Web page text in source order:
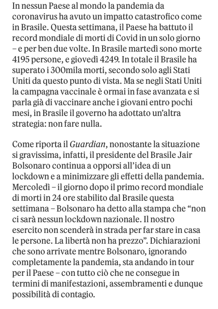
In nessun Paese al mondo la pandemia da
coronavirus ha avuto un impatto catastrofico come
in Brasile. Questa settimana, il Paese ha battuto il
record mondiale di morti di Covid in un solo giorno
– e per ben due volte. In Brasile martedì sono morte
4195 persone, e giovedì 4249. In totale il Brasile ha
superato i 300mila morti, secondo solo agli Stati
Uniti da questo punto di vista. Ma se negli Stati Uniti
la campagna vaccinale è ormai in fase avanzata e si
parla già di vaccinare anche i giovani entro pochi
mesi, in Brasile il governo ha adottato un’altra
strategia: non fare nulla.
Come riporta ilGuardian, nonostante la situazione
si gravissima, infatti, il presidente del Brasile Jair
Bolsonaro continua a opporsi all’idea di un
lockdown e a minimizzare gli effetti della pandemia.
Mercoledì – il giorno dopo il primo record mondiale
di morti in 24 ore stabilito dal Brasile questa
settimana – Bolsonaro ha detto alla stampa che “non
ci sarà nessun lockdown nazionale. Il nostro
esercito non scenderà in strada per far stare in casa
le persone. La libertà non ha prezzo”. Dichiarazioni
che sono arrivate mentre Bolsonaro, ignorando
completamente la pandemia, sta andando in tour
per il Paese – con tutto ciò che ne consegue in
termini di manifestazioni, assembramenti e dunque
possibilità di contagio.